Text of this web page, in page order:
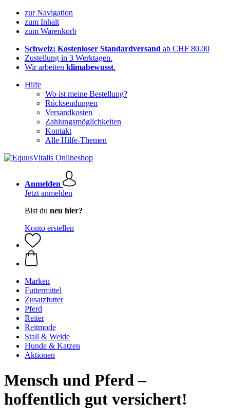
zur Navigation
zum Inhalt
zum Warenkorb
Schweiz: Kostenloser Standardversand ab CHF 80.00
Zustellung in 3 Werktagen.
Wir arbeiten klimabewusst.
Hilfe
Wo ist meine Bestellung?
Rücksendungen
Versandkosten
Zahlungsmöglichkeiten
Kontakt
Alle Hilfe-Themen
Anmelden
Jetzt anmelden
Bist du neu hier?
Konto erstellen
Marken
Futtermittel
Zusatzfutter
Pferd
Reiter
Reitmode
Stall & Weide
Hunde & Katzen
Aktionen
Mensch und Pferd –
hoffentlich gut versichert!